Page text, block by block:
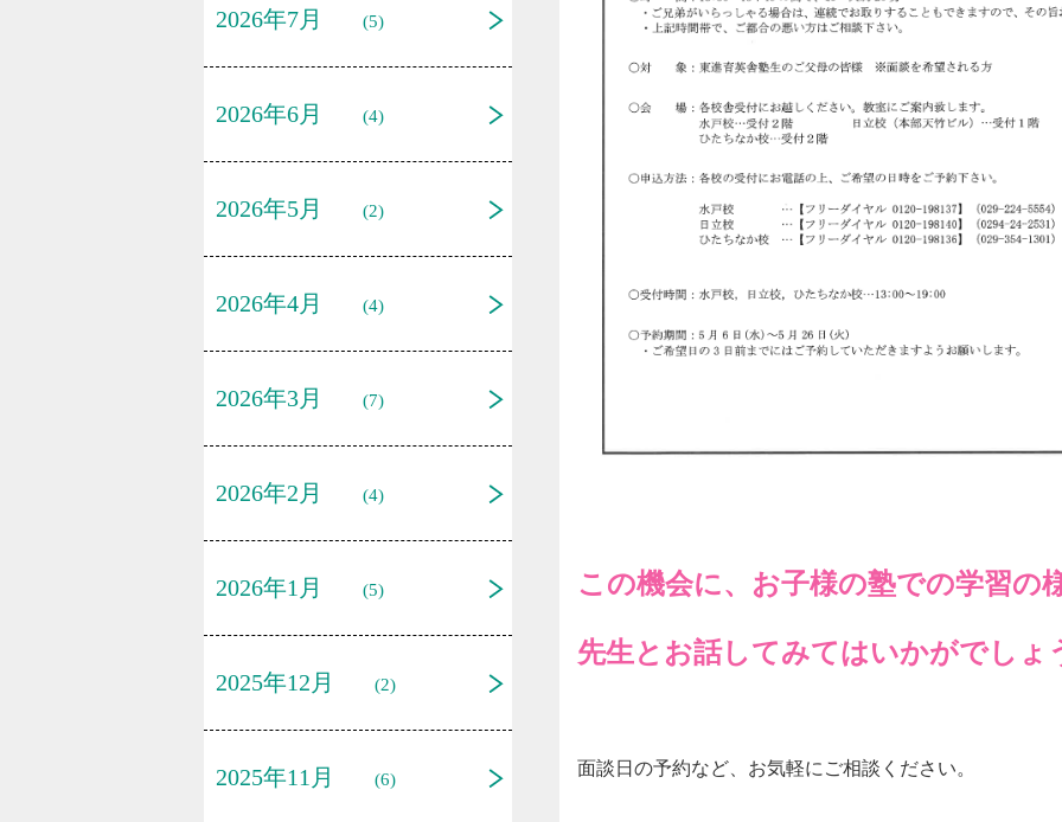
この機会に、お子様の塾での学習の
先生とお話してみてはいかがでしょ
面談日の予約など、お気軽にご相談ください。
2026年7月 (5)
2026年6月 (4)
2026年5月 (2)
2026年4月 (4)
2026年3月 (7)
2026年2月 (4)
2026年1月 (5)
2025年12月 (2)
2025年11月 (6)